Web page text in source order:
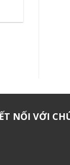
NỐI VỚI